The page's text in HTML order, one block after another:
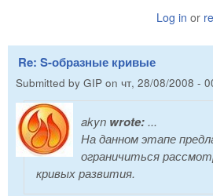
Log in or
Re: S-образные кривые
Submitted by GIP on чт, 28/08/2008 -
akyn wrote: ...
На данном этапе
ограничиться
кривых развития.